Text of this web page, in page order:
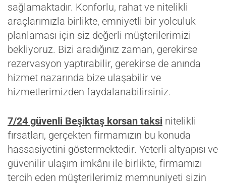
sağlamaktadır. Konforlu, rahat ve nitelikli
araçlarımızla birlikte, emniyetli bir yolculuk
planlaması için siz değerli müşterilerimizi
bekliyoruz. Bizi aradığınız zaman, gerekirse
rezervasyon yaptırabilir, gerekirse de anında
hizmet nazarında bize ulaşabilir ve
hizmetlerimizden faydalanabilirsiniz.
7/24 güvenli Beşiktaş korsan taksi nitelikli
fırsatları, gerçekten firmamızın bu konuda
hassasiyetini göstermektedir. Yeterli altyapısı ve
güvenilir ulaşım imkânı ile birlikte, firmamızı
tercih eden müşterilerimiz memnuniyeti sizin